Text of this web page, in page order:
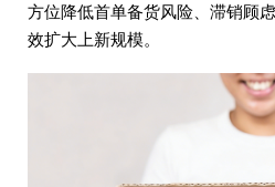
方位降低首单备货风险、滞销顾
效扩大上新规模。